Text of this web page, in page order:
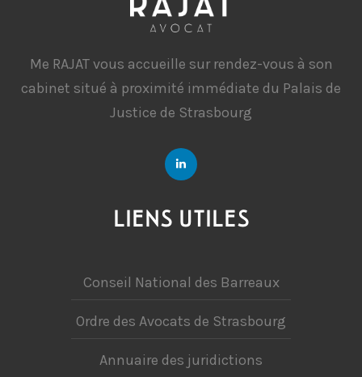
Me RAJAT vous accueille sur rendez-vous à son
cabinet situé à proximité immédiate du Palais de
Justice de Strasbourg
LIENS UTILES
Conseil National des Barreaux
Ordre des Avocats de Strasbourg
Annuaire des juridictions